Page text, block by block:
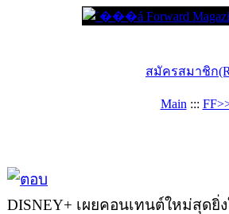
สมัครสมาชิก
Main :::
DISNEY+ เผยคอนเทนต์ใหม่สุด